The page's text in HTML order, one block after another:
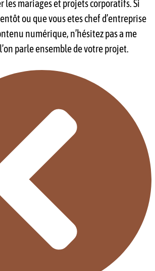
les mariages et projets corporatifs. Si
ou que vous etes chef d’entreprise
numérique, n’hésitez pas a me
parle ensemble de votre projet.